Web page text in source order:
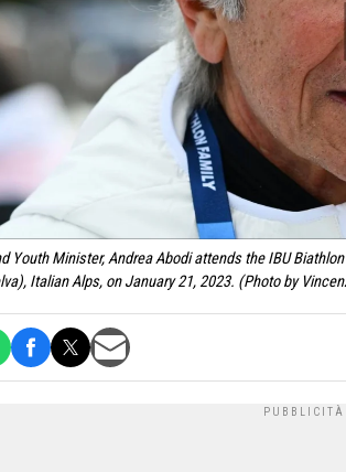
Youth Minister, Andrea Abodi attends the IBU
Italian Alps, on January 21, 2023. (Photo by